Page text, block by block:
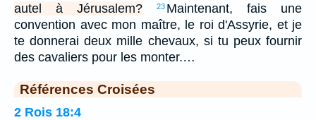
autel à Jérusalem?
23 Maintenant, fais une
convention avec mon maître, le roi d'Assyrie, et je
te donnerai deux mille chevaux, si tu peux fournir
des cavaliers pour les monter.…
Références Croisées
2 Rois 18:4